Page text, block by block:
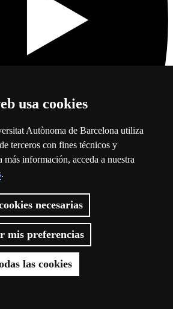
usa cookies
Autònoma de Barcelona utiliza
terceros con fines técnicos y
más información, acceda a nuestra
.
necesarias
mis preferencias
las cookies
se abre en una ventana nueva